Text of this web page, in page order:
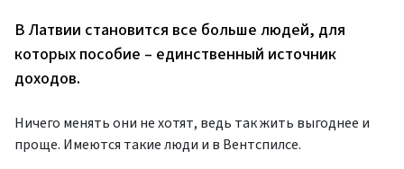
В Латвии становится все больше людей, для
которых пособие – единственный источник
доходов.
Ничего менять они не хотят, ведь так жить выгоднее и
проще. Имеются такие люди и в Вентспилсе.